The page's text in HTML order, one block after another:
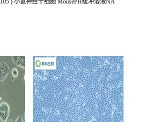
105 ) 小鼠神经干细胞 MousePH缓冲溶液NA